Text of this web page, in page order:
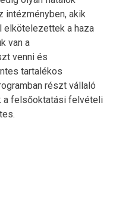
intézményben, akik
elkötelezettek a haza
van a
venni és
tartalékos
részt vállaló
a felsőoktatási felvételi